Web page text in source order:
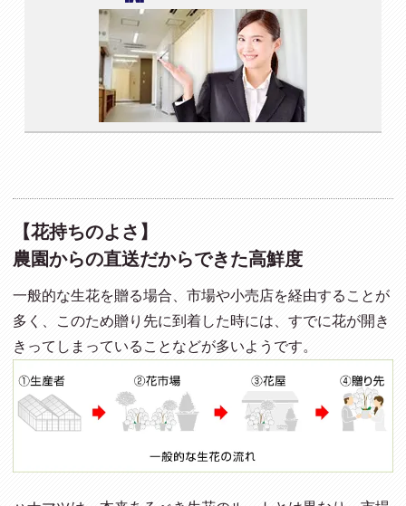
【花持ちのよさ】
農園からの直送だからできた高鮮度
一般的な生花を贈る場合、市場や小売店を経由することが
多く、このため贈り先に到着した時には、すでに花が開き
きってしまっていることなどが多いようです。